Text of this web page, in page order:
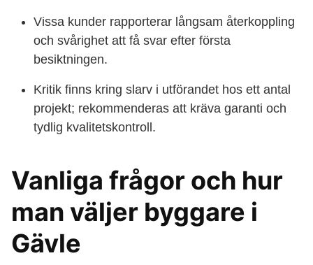
Vissa kunder rapporterar långsam återkoppling
och svårighet att få svar efter första
besiktningen.
Kritik finns kring slarv i utförandet hos ett antal
projekt; rekommenderas att kräva garanti och
tydlig kvalitetskontroll.
Vanliga frågor och hur
man väljer byggare i
Gävle